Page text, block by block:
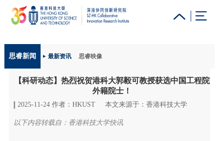
更多科大概览
科大新闻 学术部门索引
校园地图及指南 工作@科大 教授简录 认识科大
思睿新闻 最新资讯 思睿映像
【科研动态】热烈祝贺港科大郭毅可教授获选中国工程院
外籍院士！
2025-11-24 作者：HKUST 本文来源于：香港科技大学
以下内容转载自：香港科技大学快讯